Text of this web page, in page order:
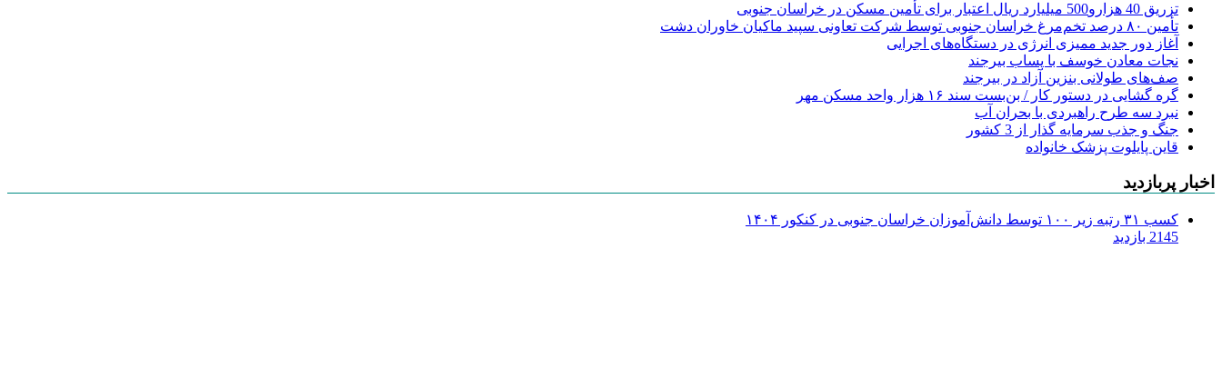
تزریق 40 هزارو500 میلیارد ریال اعتبار برای تأمین مسکن در خراسان جنوبی
تأمین ۸۰ درصد تخم‌مرغ خراسان جنوبی توسط شرکت تعاونی سپید ماکیان خاوران دشت
آغاز دور جدید ممیزی انرژی در دستگاه‌های اجرایی
نجات معادن خوسف با پساب بیرجند
صف‌های طولانی بنزین آزاد در بیرجند
گره گشایی در دستور کار / بن‌بست سند ۱۶ هزار واحد مسکن مهر
نبرد سه طرح راهبردی با بحران آب
جنگ و جذب سرمایه گذار از 3 کشور
قاین پایلوت پزشک خانواده
اخبار پربازدید
کسب ۳۱ رتبه زیر ۱۰۰ توسط دانش‌آموزان خراسان جنوبی در کنکور ۱۴۰۴
2145 بازدید